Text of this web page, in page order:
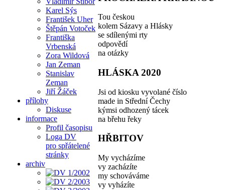
Karel Sýs
František Uher
Štěpán Votoček
Františka
Vrbenská
Zora Wildová
Jan Zeman
Stanislav
Zeman
Jiří Žáček
přílohy
Diskuse
informace
Profil časopisu
Loga DV
pro spřátelené
stránky
archiv
Tou českou
kolem Sázavy a Hlásky
se sdílenými rty
odpovědí
na otázky
HLÁSKA 2020
Jsi od kiosku vyvolané číslo
made in Střední Čechy
kýmsi odhozený tácek
na břehu řeky
HŘBITOV
My vycházíme
vy zacházíte
my schováváme
vy vyházíte